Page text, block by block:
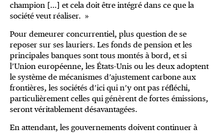
champion […] et cela doit être intégré dans ce que la
société veut réaliser. »
Pour demeurer concurrentiel, plus question de se
reposer sur ses lauriers. Les fonds de pension et les
principales banques sont tous montés à bord, et si
l’Union européenne, les États-Unis ou les deux adoptent
le système de mécanismes d’ajustement carbone aux
frontières, les sociétés d’ici qui n’y ont pas réfléchi,
particulièrement celles qui génèrent de fortes émissions,
seront véritablement désavantagées.
En attendant, les gouvernements doivent continuer à